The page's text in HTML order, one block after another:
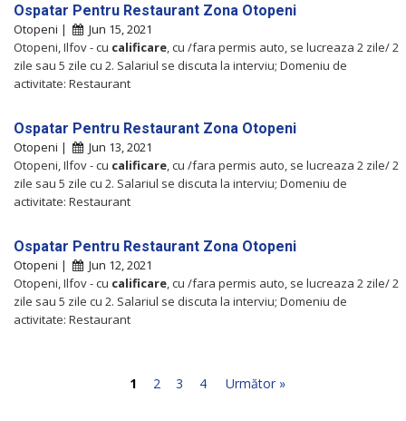
Ospatar Pentru Restaurant Zona Otopeni
Otopeni |
Jun 15, 2021
Otopeni, Ilfov - cu calificare , cu /fara permis auto, se lucreaza 2 zile/ 2
zile sau 5 zile cu 2. Salariul se discuta la interviu; Domeniu de
activitate: Restaurant
Ospatar Pentru Restaurant Zona Otopeni
Otopeni |
Jun 13, 2021
Otopeni, Ilfov - cu calificare , cu /fara permis auto, se lucreaza 2 zile/ 2
zile sau 5 zile cu 2. Salariul se discuta la interviu; Domeniu de
activitate: Restaurant
Ospatar Pentru Restaurant Zona Otopeni
Otopeni |
Jun 12, 2021
Otopeni, Ilfov - cu calificare , cu /fara permis auto, se lucreaza 2 zile/ 2
zile sau 5 zile cu 2. Salariul se discuta la interviu; Domeniu de
activitate: Restaurant
1 2 3 4 Următor »